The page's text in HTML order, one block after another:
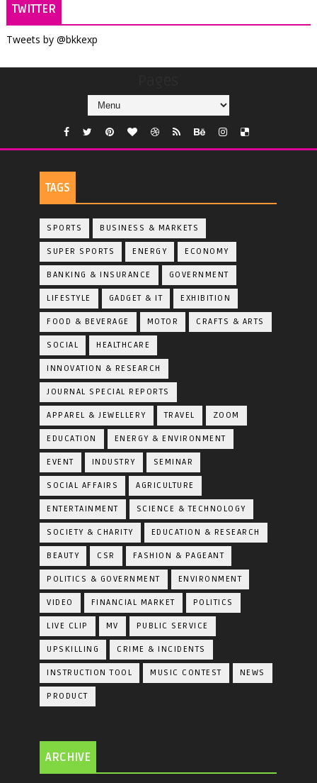
TWITTER
Tweets by @bkkexp
TAGS
SPORTS BUSINESS & MARKETS
SUPER SPORTS ENERGY ECONOMY
BANKING & INSURANCE GOVERNMENT
LIFESTYLE GADGET & IT EXHIBITION
FOOD & BEVERAGE MOTOR CRAFTS & ARTS
SOCIAL HEALTHCARE
INNOVATION & RESEARCH
JOURNAL SPECIAL REPORTS
APPAREL & JEWELLERY TRAVEL ZOOM
EDUCATION ENERGY & ENVIRONMENT
EVENT INDUSTRY SEMINAR
SOCIAL AFFAIRS AGRICULTURE
ENTERTAINMENT SCIENCE & TECHNOLOGY
SOCIETY & CHARITY EDUCATION & RESEARCH
BEAUTY CSR FASHION & PAGEANT
POLITICS & GOVERNMENT ENVIRONMENT
VIDEO FINANCIAL MARKET POLITICS
LIVE CLIP MV PUBLIC SERVICE
UPSKILLING CRIME & INCIDENTS
INSTRUCTION TOOL MUSIC CONTEST NEWS
PRODUCT
ARCHIVE